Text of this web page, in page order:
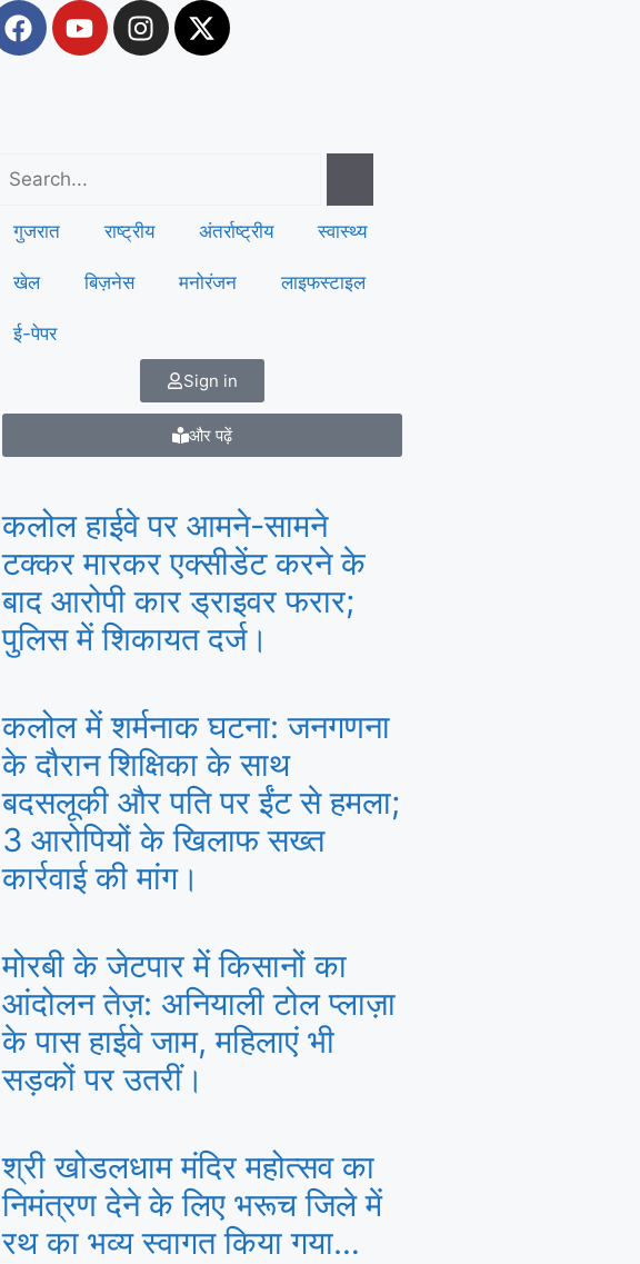
गुजरात राष्ट्रीय अंतर्राष्ट्रीय स्वास्थ्य
खेल बिज़नेस मनोरंजन लाइफस्टाइल
ई-पेपर
Sign in
और पढ़ें
कलोल हाईवे पर आमने-सामने
टक्कर मारकर एक्सीडेंट करने के
बाद आरोपी कार ड्राइवर फरार;
पुलिस में शिकायत दर्ज।
कलोल में शर्मनाक घटना: जनगणना
के दौरान शिक्षिका के साथ
बदसलूकी और पति पर ईंट से हमला;
3 आरोपियों के खिलाफ सख्त
कार्रवाई की मांग।
मोरबी के जेटपार में किसानों का
आंदोलन तेज़: अनियाली टोल प्लाज़ा
के पास हाईवे जाम, महिलाएं भी
सड़कों पर उतरीं।
श्री खोडलधाम मंदिर महोत्सव का
निमंत्रण देने के लिए भरूच जिले में
रथ का भव्य स्वागत किया गया…